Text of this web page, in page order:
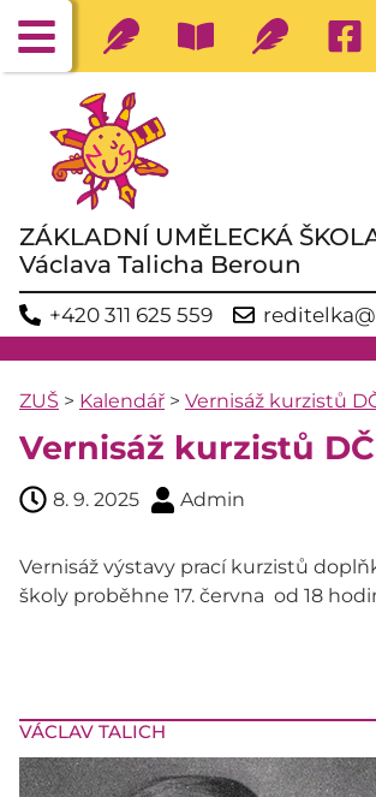
ZÁKLADNÍ UMĚLECKÁ
Václava Talicha Beroun
+420 311 625 559
VÁCLAV TALICH
ZUŠ > Kalendář > Vernisáž kurzistů
Vernisáž kurzistů DČ
8. 9. 2025 Admin
Vernisáž výstavy prací kurzistů
školy proběhne 17. června od 18